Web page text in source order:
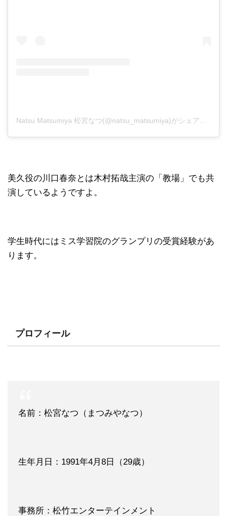
美久役の川口春奈とは木村拓哉主演の「教場」でも共
演しているようですよ。
学生時代にはミス学習院のグランプリの受賞経験があ
ります。
プロフィール
名前：松宮なつ（まつみやなつ）
生年月日：1991年4月8日（29歳）
事務所：松竹エンターテインメント